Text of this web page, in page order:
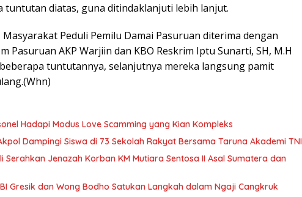
tuntutan diatas, guna ditindaklanjuti lebih lanjut.
Peduli Pemilu Damai Pasuruan diterima dengan
Pasuruan AKP Warjiin dan KBO Reskrim Iptu Sunarti, SH, M.H
tuntutannya, selanjutnya mereka langsung pamit
Hadapi Modus Love Scamming yang Kian Kompleks
Dampingi Siswa di 73 Sekolah Rakyat Bersama Taruna Akademi TNI
Serahkan Jenazah Korban KM Mutiara Sentosa II Asal Sumatera dan
Gresik dan Wong Bodho Satukan Langkah dalam Ngaji Cangkruk